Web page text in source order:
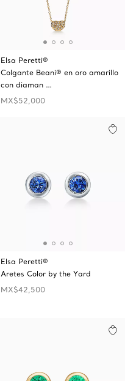
Elsa Peretti®
Colgante Beani® en oro amarillo
con diaman …
MX$52,000
Elsa Peretti®
Aretes Color by the Yard
MX$42,500